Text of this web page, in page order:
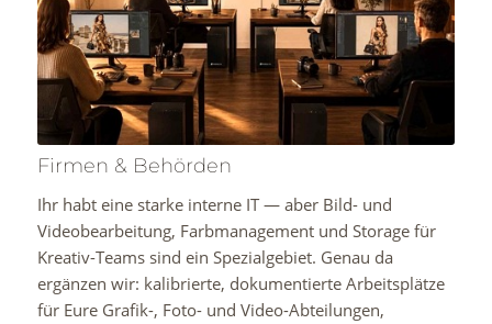
Firmen & Behörden
Ihr habt eine starke interne IT — aber Bild- und
Videobearbeitung, Farbmanagement und Storage für
Kreativ-Teams sind ein Spezialgebiet. Genau da
ergänzen wir: kalibrierte, dokumentierte Arbeitsplätze
für Eure Grafik-, Foto- und Video-Abteilungen,